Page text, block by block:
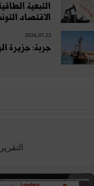
التبعية
الاقتصاد
2026.07.23
جربة: جزيرة